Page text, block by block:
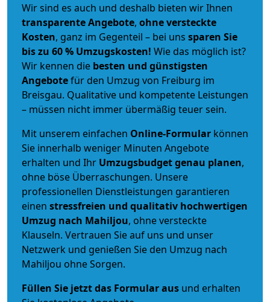
Wir sind es auch und deshalb bieten wir Ihnen
transparente Angebote, ohne versteckte
Kosten, ganz im Gegenteil – bei uns sparen Sie
bis zu 60 % Umzugskosten! Wie das möglich ist?
Wir kennen die besten und günstigsten
Angebotefür den Umzug von Freiburg im
Breisgau. Qualitative und kompetente Leistungen
– müssen nicht immer übermäßig teuer sein.
Mit unserem einfachen Online-Formular können
Sie innerhalb weniger Minuten Angebote
erhalten und Ihr Umzugsbudgetgenau planen,
ohne böse Überraschungen. Unsere
professionellen Dienstleistungen garantieren
einen stressfreien und qualitativ hochwertigen
Umzug nach Mahiljou, ohne versteckte
Klauseln. Vertrauen Sie auf uns und unser
Netzwerk und genießen Sie den Umzug nach
Mahiljou ohne Sorgen.
Füllen Sie jetzt das Formular aus und erhalten